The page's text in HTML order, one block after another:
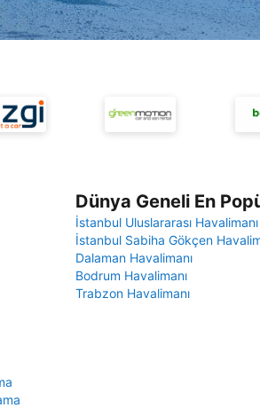
Dünya Geneli En
İstanbul Uluslararası Havalimanı
İstanbul Sabiha Gökçen
Dalaman Havalimanı
Bodrum Havalimanı
Trabzon Havalimanı